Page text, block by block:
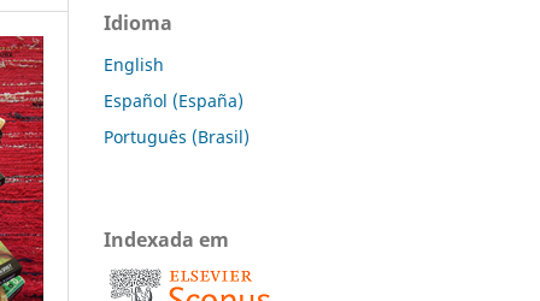
Idioma
English
Español (España)
Português (Brasil)
Indexada em